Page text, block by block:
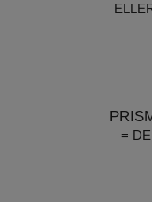
=